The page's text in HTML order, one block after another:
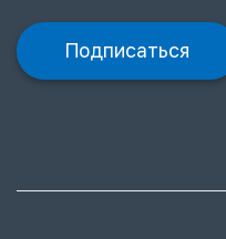
Подписаться